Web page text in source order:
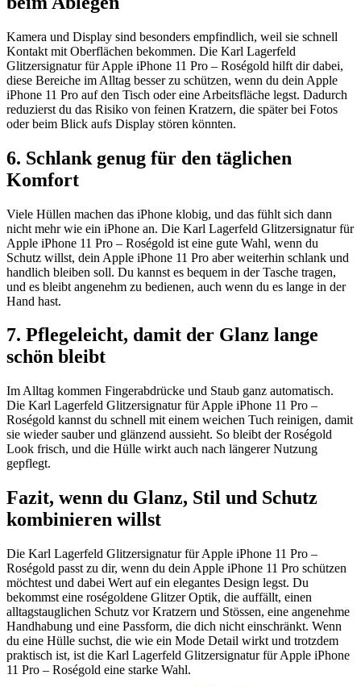
Kamera und Display sind besonders empfindlich, weil sie schnell
Kontakt mit Oberflächen bekommen. Die Karl Lagerfeld
Glitzersignatur für Apple iPhone 11 Pro – Roségold hilft dir dabei,
diese Bereiche im Alltag besser zu schützen, wenn du dein Apple
iPhone 11 Pro auf den Tisch oder eine Arbeitsfläche legst. Dadurch
reduzierst du das Risiko von feinen Kratzern, die später bei Fotos
oder beim Blick aufs Display stören könnten.
6. Schlank genug für den täglichen
Komfort
Viele Hüllen machen das iPhone klobig, und das fühlt sich dann
nicht mehr wie ein iPhone an. Die Karl Lagerfeld Glitzersignatur für
Apple iPhone 11 Pro – Roségold ist eine gute Wahl, wenn du
Schutz willst, dein Apple iPhone 11 Pro aber weiterhin schlank und
handlich bleiben soll. Du kannst es bequem in der Tasche tragen,
und es bleibt angenehm zu bedienen, auch wenn du es lange in der
Hand hast.
7. Pflegeleicht, damit der Glanz lange
schön bleibt
Im Alltag kommen Fingerabdrücke und Staub ganz automatisch.
Die Karl Lagerfeld Glitzersignatur für Apple iPhone 11 Pro –
Roségold kannst du schnell mit einem weichen Tuch reinigen, damit
sie wieder sauber und glänzend aussieht. So bleibt der Roségold
Look frisch, und die Hülle wirkt auch nach längerer Nutzung
gepflegt.
Fazit, wenn du Glanz, Stil und Schutz
kombinieren willst
Die Karl Lagerfeld Glitzersignatur für Apple iPhone 11 Pro –
Roségold passt zu dir, wenn du dein Apple iPhone 11 Pro schützen
möchtest und dabei Wert auf ein elegantes Design legst. Du
bekommst eine roségoldene Glitzer Optik, die auffällt, einen
alltagstauglichen Schutz vor Kratzern und Stössen, eine angenehme
Handhabung und eine Passform, die dich nicht einschränkt. Wenn
du eine Hülle suchst, die wie ein Mode Detail wirkt und trotzdem
praktisch ist, ist die Karl Lagerfeld Glitzersignatur für Apple iPhone
11 Pro – Roségold eine starke Wahl.